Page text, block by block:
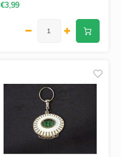
€3,99